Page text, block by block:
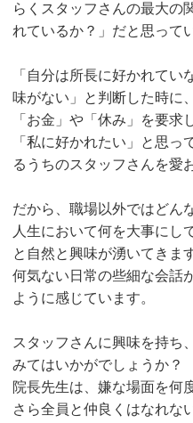
らくスタッフさんの最大の
れているか？」だと思って
「自分は所長に好かれて
味がない」と判断した時に
「お金」や「休み」を要求
「私に好かれたい」と思
るうちのスタッフさんを愛
だから、職場以外ではどん
人生において何を大事にし
と自然と興味が湧いてきます
何気ない日常の些細な会話
ように感じています。
スタッフさんに興味を持ち
みてはいかがでしょうか？
院長先生は、嫌な場面を何
さら全員と仲良くはなれな